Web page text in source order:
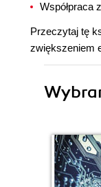
Współpraca
Przeczytaj tę
zwiększeniem